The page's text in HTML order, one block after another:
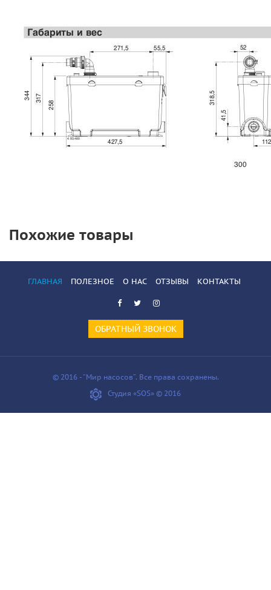
Похожие товары
ГЛАВНАЯ ПОЛЕЗНОЕ О НАС ОТЗЫВЫ КОНТАКТЫ
ОБРАТНЫЙ ЗВОНОК
© 2016 - “Мир насосов”. Все права сохранены.
Студия «SOS» © 2016